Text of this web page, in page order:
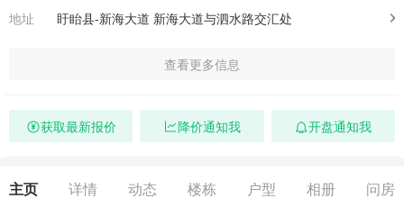
地址
盱眙县-新海大道 新海大道与泗水路交汇处
查看更多信息
获取最新报价 降价通知我 开盘通知我
主页 详情 动态 楼栋 户型 相册 问房